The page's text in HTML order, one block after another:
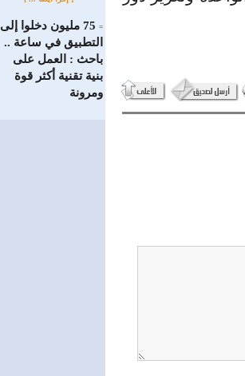
=
75 مليون دخلوا إلى
التطبيق في ساعة ..
باحث : العمل على
بنية تقنية أكثر قوة
ومرونة